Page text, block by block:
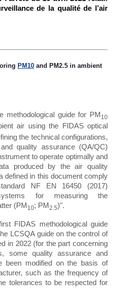
de la qualité de l’air
PM10 and PM2.5 in ambient
methodological guide for PM 10
air using the FIDAS optical
the technical configurations,
quality assurance (QA/QC)
to operate optimally and
produced by the air quality
defined in this document comply
NF EN 16450 (2017)
for measuring the
(PM10; PM2.5)".
FIDAS methodological guide
LCSQA guide on the control of
in 2022 (for the part concerning
some quality assurance and
been modified on the basis of
such as the frequency of
tolerances to be respected for